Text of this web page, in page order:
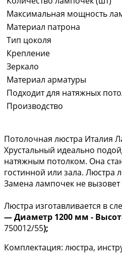
Максимальная мощность
Материал патрона
Тип цоколя
Крепление
Зеркало
Материал арматуры
Подходит для натяжных
Производство
Потолочная люстра Италия
Хрустальный идеально
натяжным потолком. Она
гостинной или зала. Люстра
Замена лампочек не вызовет
Люстра изготавливается в
— Диаметр 1200 мм -
750012/55);
Комплектация: люстра,